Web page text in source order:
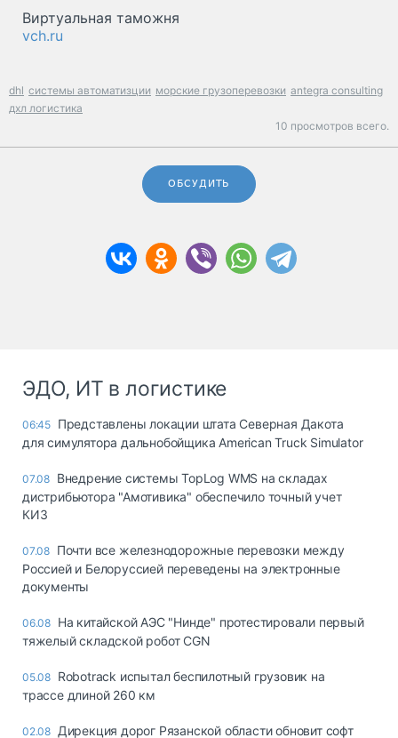
Виртуальная таможня
vch.ru
dhl системы автоматизции морские грузоперевозки antegra consulting
дхл логистика
10 просмотров всего.
ОБСУДИТЬ
ЭДО, ИТ в логистике
06:45 Представлены локации штата Северная Дакота
для симулятора дальнобойщика American Truck Simulator
07.08 Внедрение системы TopLog WMS на складах
дистрибьютора "Амотивика" обеспечило точный учет
КИЗ
07.08 Почти все железнодорожные перевозки между
Россией и Белоруссией переведены на электронные
документы
06.08 На китайской АЭС "Нинде" протестировали первый
тяжелый складской робот CGN
05.08 Robotrack испытал беспилотный грузовик на
трассе длиной 260 км
02.08 Дирекция дорог Рязанской области обновит софт